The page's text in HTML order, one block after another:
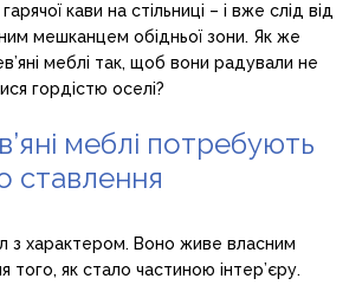
кави на стільниці – і вже слід від
мешканцем обідньої зони. Як же
меблі так, щоб вони радували не
гордістю оселі?
меблі потребують
ставлення
з характером. Воно живе власним
того, як стало частиною інтер’єру.